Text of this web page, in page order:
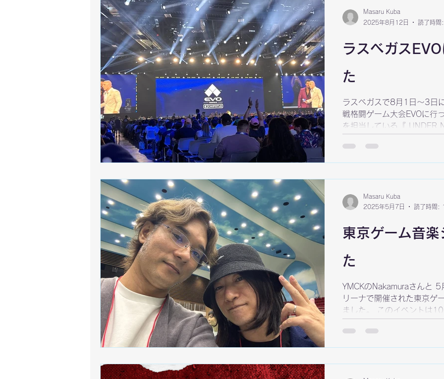
るばる日本から行った甲斐
ゲームはまだまだこれから
て家族友人と遊ぶことです
友達と遊んだ経験がいい思
ムを支える音楽を作り続け
ラスベガス
た
ラスベガスで8月1日〜3日
戦格闘ゲーム大会EVOに行
を担当している『 UNDER
Masaru Kuba
2025年8月12日
読了時間
東京ゲーム音
た
YMCKのNakamuraさんと
リーナで開催された東京ゲ
ました。 このイベントは
す。...
Masaru Kuba
2025年5月7日
読了時間: